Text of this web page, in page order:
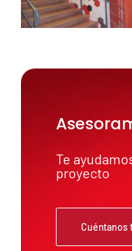
Te
proyecto
Cuéntanos